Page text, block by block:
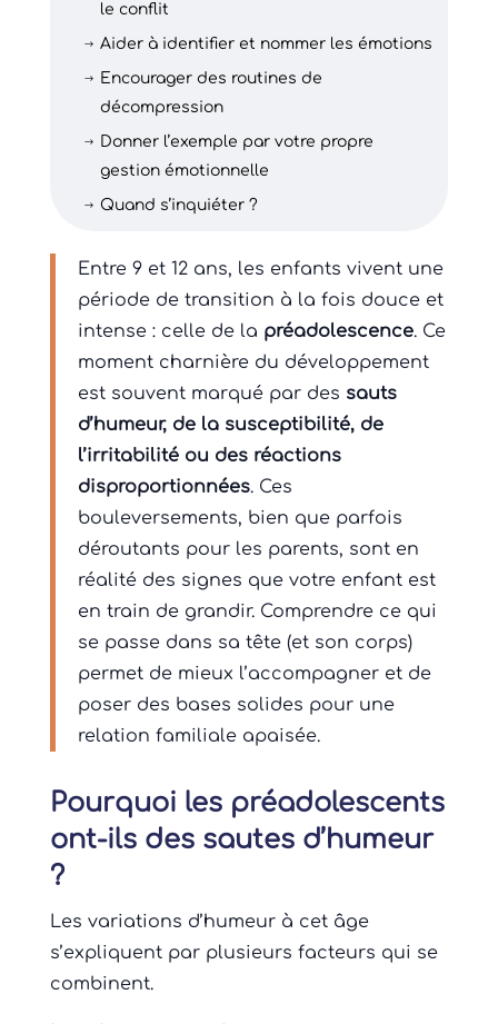
le conflit
$ Aider à identifier et nommer les émotions
$
Encourager des routines de
décompression
$
Donner l’exemple par votre propre
gestion émotionnelle
$ Quand s’inquiéter ?
Entre 9 et 12 ans, les enfants vivent une
période de transition à la fois douce et
intense : celle de la préadolescence. Ce
moment charnière du développement
est souvent marqué par des sauts
d’humeur, de la susceptibilité, de
l’irritabilité ou des réactions
disproportionnées. Ces
bouleversements, bien que parfois
déroutants pour les parents, sont en
réalité des signes que votre enfant est
en train de grandir. Comprendre ce qui
se passe dans sa tête (et son corps)
permet de mieux l’accompagner et de
poser des bases solides pour une
relation familiale apaisée.
Pourquoi les préadolescents
ont-ils des sautes d’humeur
?
Les variations d’humeur à cet âge
s’expliquent par plusieurs facteurs qui se
combinent.